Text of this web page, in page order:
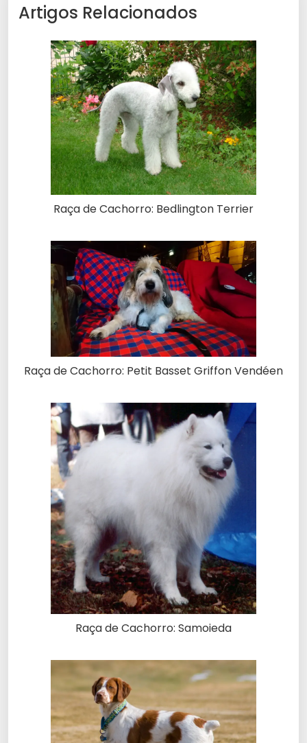
Artigos Relacionados
Raça de Cachorro: Bedlington Terrier
Raça de Cachorro: Petit Basset Griffon Vendéen
Raça de Cachorro: Samoieda